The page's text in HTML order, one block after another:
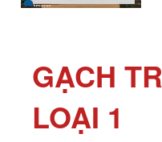
GẠCH
LOẠI 1